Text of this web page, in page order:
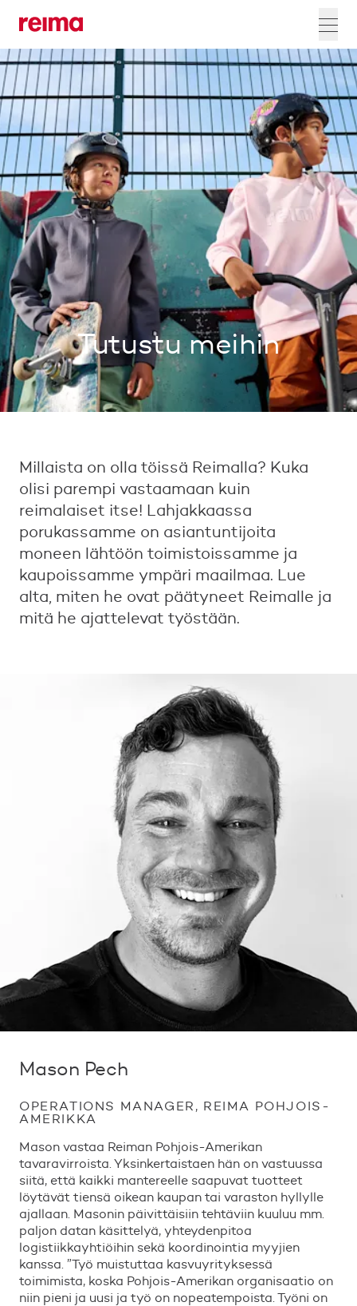
Tutustu meihin
Millaista on olla töissä Reimalla? Kuka
olisi parempi vastaamaan kuin
reimalaiset itse! Lahjakkaassa
porukassamme on asiantuntijoita
moneen lähtöön toimistoissamme ja
kaupoissamme ympäri maailmaa. Lue
alta, miten he ovat päätyneet Reimalle ja
mitä he ajattelevat työstään.
Mason Pech
OPERATIONS MANAGER, REIMA POHJOIS-
AMERIKKA
Mason vastaa Reiman Pohjois-Amerikan
tavaravirroista. Yksinkertaistaen hän on vastuussa
siitä, että kaikki mantereelle saapuvat tuotteet
löytävät tiensä oikean kaupan tai varaston hyllylle
ajallaan. Masonin päivittäisiin tehtäviin kuuluu mm.
paljon datan käsittelyä, yhteydenpitoa
logistiikkayhtiöihin sekä koordinointia myyjien
kanssa. ”Työ muistuttaa kasvuyrityksessä
toimimista, koska Pohjois-Amerikan organisaatio on
niin pieni ja uusi ja työ on nopeatempoista. Työni on